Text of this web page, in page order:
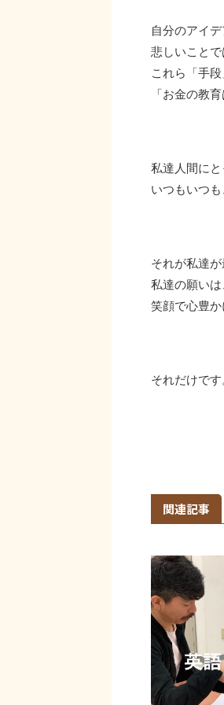
自分のアイ
悲しいこと
これら「手
「お金の教
私達人間に
いつもいつも
それが私達が
私達の願い
笑顔で心豊か
それだけです
関連記事